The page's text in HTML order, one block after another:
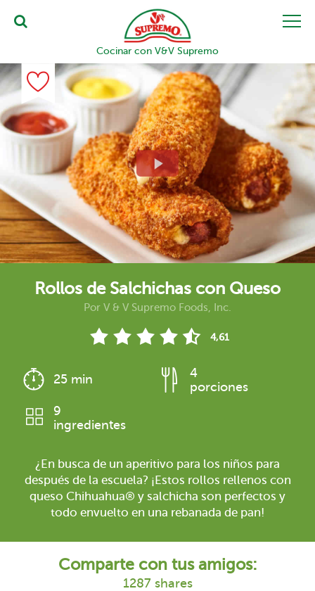
Cocinar con V&V Supremo
Rollos de Salchichas con Queso
Por V & V Supremo Foods, Inc.
4,61
25 min
4
porciones
9
ingredientes
¿En busca de un aperitivo para los niños para
después de la escuela? ¡Estos rollos rellenos con
queso Chihuahua® y salchicha son perfectos y
todo envuelto en una rebanada de pan!
Comparte con tus amigos:
1287 shares